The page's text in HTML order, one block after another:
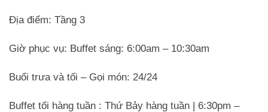
Địa điểm: Tầng 3
Giờ phục vụ: Buffet sáng: 6:00am – 10:30am
Buổi trưa và tối – Gọi món: 24/24
Buffet tối hàng tuần : Thứ Bảy hàng tuần | 6:30pm –